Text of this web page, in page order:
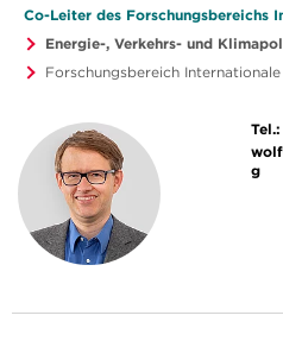
Co-Leiter des Forschungsbereichs
Energie-, Verkehrs- und
Forschungsbereich
Tel.:
g